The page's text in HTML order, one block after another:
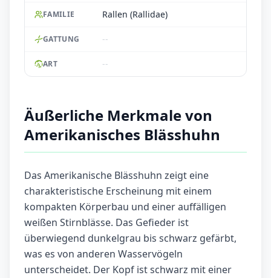
FAMILIE Rallen (Rallidae)
GATTUNG --
ART --
Äußerliche Merkmale von
Amerikanisches Blässhuhn
Das Amerikanische Blässhuhn zeigt eine
charakteristische Erscheinung mit einem
kompakten Körperbau und einer auffälligen
weißen Stirnblässe. Das Gefieder ist
überwiegend dunkelgrau bis schwarz gefärbt,
was es von anderen Wasservögeln
unterscheidet. Der Kopf ist schwarz mit einer